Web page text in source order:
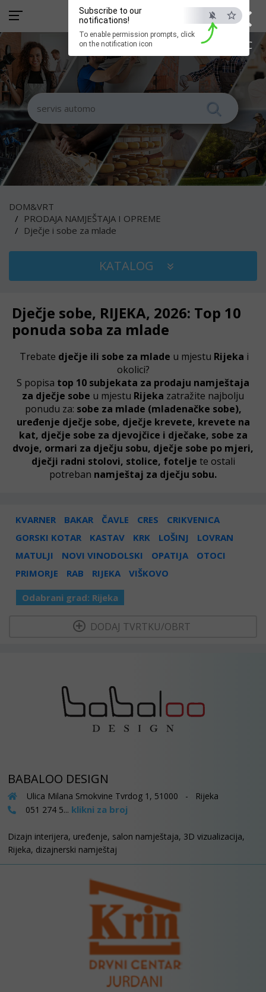
×
ESC
Subscribe to our
notifications!
To enable permission prompts, click
on the notification icon
DOM&VRT
PRODAJA NAMJEŠTAJA I OPREME
Dječje i sobe za mlade
KATALOG
Dječje sobe, RIJEKA, 2026: Top 10
ponuda soba za mlade
Trebate dječje ili sobe za mlade u mjestu Rijeka i
okolici?
S popisa top 10 subjekata za prodaju namještaja
za dječje sobe u mjestu Rijeka zatražite najbolju
ponudu za: sobe za mlade (mladenačke sobe),
uređenje dječje sobe, dječje krevete, krevete na
kat, dječje sobe za djevojčice i dječake, sobe za
dvoje, ormari za dječju sobu, dječje sobe po mjeri,
dječji radni stolovi, stolice, fotelje te ostali
potreban namještaj za dječju sobu.
KVARNER BAKAR ČAVLE CRES
CRIKVENICA
GORSKI KOTAR
KASTAV KRK LOŠINJ
LOVRAN
MATULJI
NOVI VINODOLSKI OPATIJA
OTOCI
PRIMORJE
RAB RIJEKA VIŠKOVO
Odabrani grad: Rijeka
DODAJ TVRTKU/OBRT
BABALOO DESIGN
Ulica Milana Smokvine Tvrdog 1, 51000 - Rijeka
051 274 5... klikni za broj
Dizajn interijera, uređenje, salon namještaja, 3D vizualizacija,
Rijeka, dizajnerski namještaj